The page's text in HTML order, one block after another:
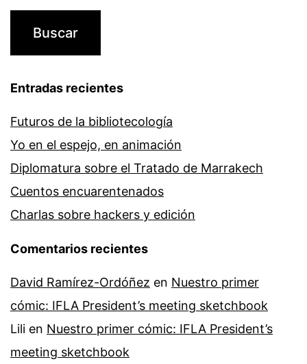
Entradas recientes
Futuros de la bibliotecología
Yo en el espejo, en animación
Diplomatura sobre el Tratado de Marrakech
Cuentos encuarentenados
Charlas sobre hackers y edición
Comentarios recientes
David Ramírez-Ordóñez en Nuestro primer
cómic: IFLA President’s meeting sketchbook
Lili en Nuestro primer cómic: IFLA President’s
meeting sketchbook